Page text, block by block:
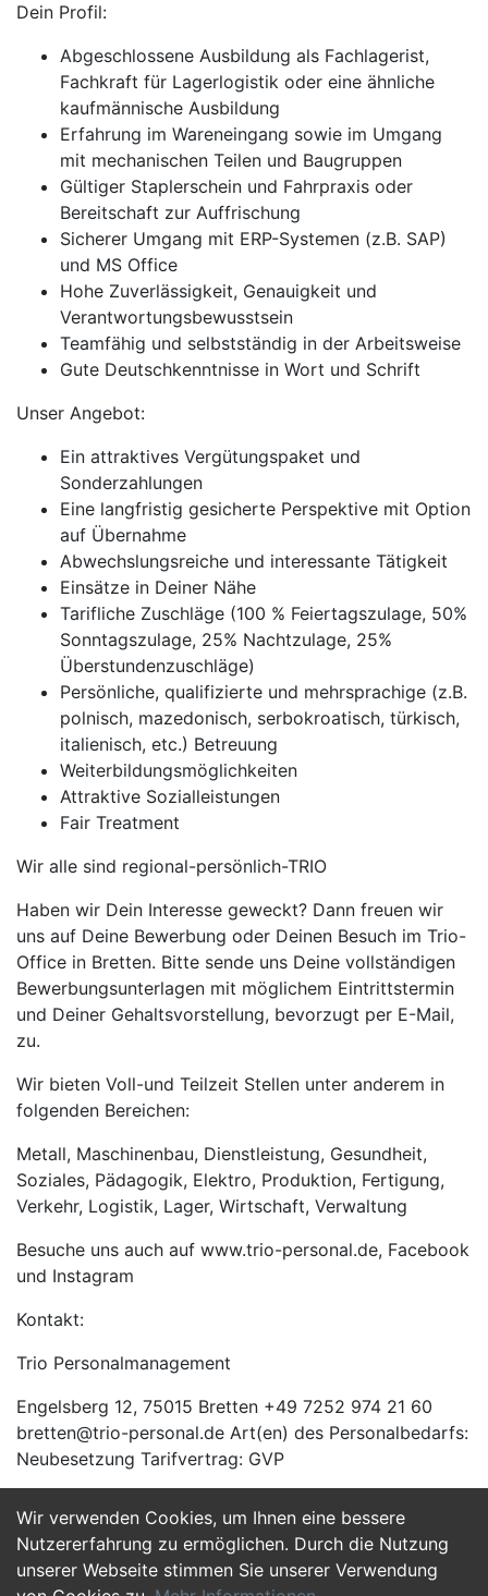
Wir verwenden Cookies, um Ihnen eine bessere
Nutzererfahrung zu ermöglichen. Durch die Nutzung
unserer Webseite stimmen Sie unserer Verwendung
Dein Profil:
Abgeschlossene Ausbildung als Fachlagerist,
Fachkraft für Lagerlogistik oder eine ähnliche
kaufmännische Ausbildung
Erfahrung im Wareneingang sowie im Umgang
mit mechanischen Teilen und Baugruppen
Gültiger Staplerschein und Fahrpraxis oder
Bereitschaft zur Auffrischung
Sicherer Umgang mit ERP-Systemen (z.B. SAP)
und MS Office
Hohe Zuverlässigkeit, Genauigkeit und
Verantwortungsbewusstsein
Teamfähig und selbstständig in der Arbeitsweise
Gute Deutschkenntnisse in Wort und Schrift
Unser Angebot:
Ein attraktives Vergütungspaket und
Sonderzahlungen
Eine langfristig gesicherte Perspektive mit Option
auf Übernahme
Abwechslungsreiche und interessante Tätigkeit
Einsätze in Deiner Nähe
Tarifliche Zuschläge (100 % Feiertagszulage, 50%
Sonntagszulage, 25% Nachtzulage, 25%
Überstundenzuschläge)
Persönliche, qualifizierte und mehrsprachige (z.B.
polnisch, mazedonisch, serbokroatisch, türkisch,
italienisch, etc.) Betreuung
Weiterbildungsmöglichkeiten
Attraktive Sozialleistungen
Fair Treatment
Wir alle sind regional-persönlich-TRIO
Haben wir Dein Interesse geweckt? Dann freuen wir
uns auf Deine Bewerbung oder Deinen Besuch im Trio-
Office in Bretten. Bitte sende uns Deine vollständigen
Bewerbungsunterlagen mit möglichem Eintrittstermin
und Deiner Gehaltsvorstellung, bevorzugt per E-Mail,
zu.
Wir bieten Voll-und Teilzeit Stellen unter anderem in
folgenden Bereichen:
Metall, Maschinenbau, Dienstleistung, Gesundheit,
Soziales, Pädagogik, Elektro, Produktion, Fertigung,
Verkehr, Logistik, Lager, Wirtschaft, Verwaltung
Besuche uns auch auf www.trio-personal.de, Facebook
und Instagram
Kontakt:
Trio Personalmanagement
Engelsberg 12, 75015 Bretten +49 7252 974 21 60
bretten@trio-personal.de Art(en) des Personalbedarfs:
Neubesetzung Tarifvertrag: GVP
Jetzt Bewerben